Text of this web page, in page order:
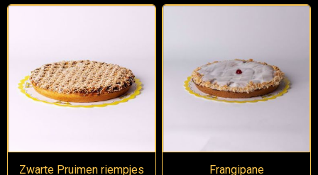
Zwarte Pruimen riempjes Frangipane